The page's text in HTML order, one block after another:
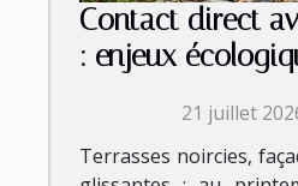
Contact direct
: enjeux
21 juillet
Terrasses noircies,